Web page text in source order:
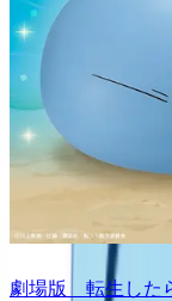
劇場版 転生した